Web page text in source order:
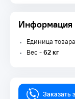
Информация
Единица
Вес -62 кг
Заказать